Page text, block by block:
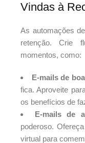
Vindas à
As automações
retenção. Crie
momentos, como:
E-mails de
fica. Aproveite
os benefícios de
E-mails de
poderoso.
virtual para